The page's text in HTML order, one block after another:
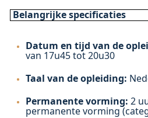
Belangrijke specificaties
Datum en tijd van de
van 17u45 tot 20u30
Taal van de opleiding:
Permanente vorming: 2
permanente vorming